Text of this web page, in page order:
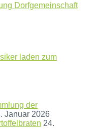
Dorfgemeinschaft
laden zum
der
Januar 2026
24.